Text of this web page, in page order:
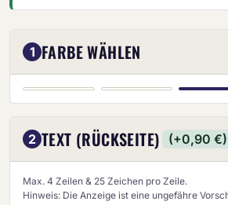
1 FARBE WÄHLEN
GOLD SILBER
2 TEXT (RÜCKSEITE) (+0,90 €)
Max. 4 Zeilen & 25 Zeichen pro Zeile.
Hinweis: Die Anzeige ist eine ungefähre